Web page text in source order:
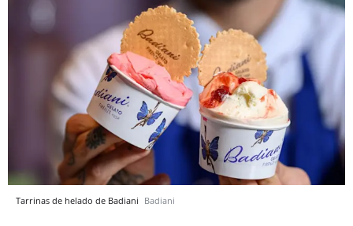
Tarrinas de helado de Badiani Badiani